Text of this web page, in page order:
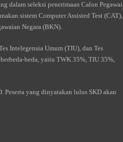
dalam seleksi penerimaan Calon Pegawai
sistem Computer Assisted Test (CAT),
Negara (BKN).
Intelegensia Umum (TIU), dan Tes
beda, yaitu TWK 35%, TIU 35%,
Peserta yang dinyatakan lulus SKD akan